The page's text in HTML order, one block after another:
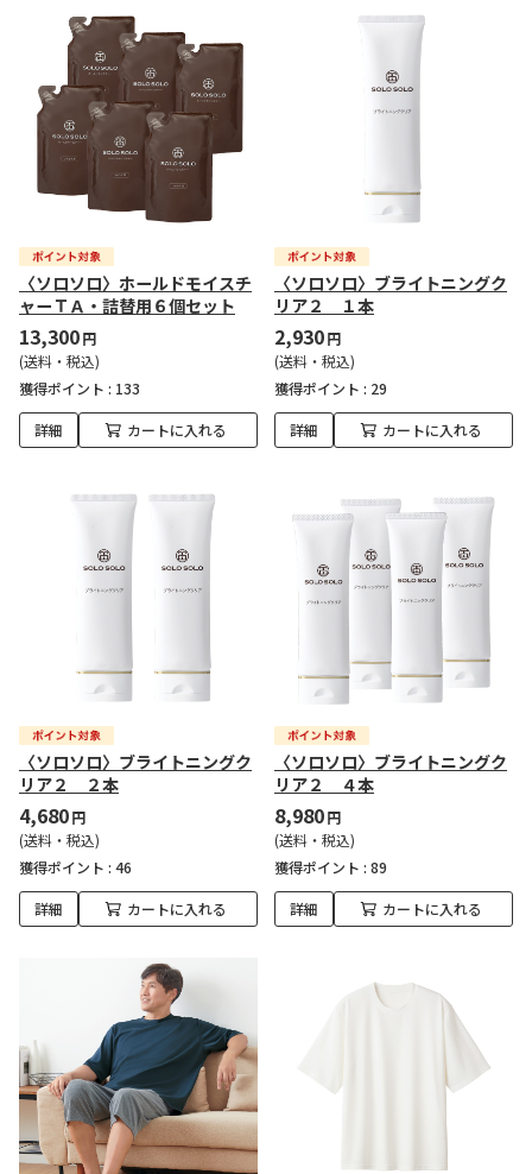
〈ソロソロ〉ホールドモイスチ
ャーＴＡ・詰替用６個セット
13,300円
(送料・税込)
獲得ポイント : 133
詳細 カートに入れる
〈ソロソロ〉ブライトニングク
リア２ １本
2,930円
(送料・税込)
獲得ポイント : 29
詳細 カートに入れる
〈ソロソロ〉ブライトニングク
リア２ ２本
4,680円
(送料・税込)
獲得ポイント : 46
詳細 カートに入れる
〈ソロソロ〉ブライトニングク
リア２ ４本
8,980円
(送料・税込)
獲得ポイント : 89
詳細 カートに入れる